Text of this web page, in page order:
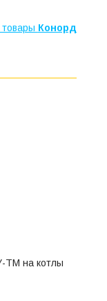
Конорд
ТМ на котлы